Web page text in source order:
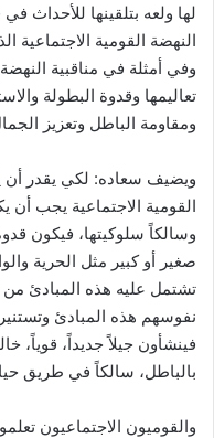
لها ولعه بتلقينها للأحداث
النهضة القومية الاجتماعية
وفي أمثلة في مناقبية
تعاليمها وقدوة البطولة
ومقاومة الباطل وتعزيز
ويضيف سعاده: لكي يقدر أن
القومية الاجتماعية يجب أن
وسالكاً سلوكيتها، فيكون
صغير أو كبير مثل الحرية
تشتمل عليه هذه المبادئ
نفوسهم هذه المبادئ
فينشأون جيلاً جديداً، قوياً،
بالباطل، سالكاً في طريق
والقوميون الاجتماعيون